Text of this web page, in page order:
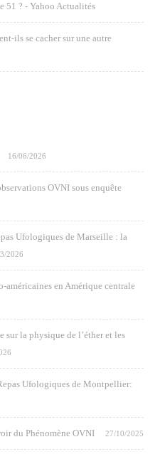
51 ? - Yahoo Actualités
ils se cacher sur une autre
16/06/2026
OVNI sous enquête
Ufologiques de Marseille : la
2026
américaines en Amérique centrale
sur la physique de l’éther et les
Ufologiques de Montpellier:
du Phénomène OVNI 27/10/2025